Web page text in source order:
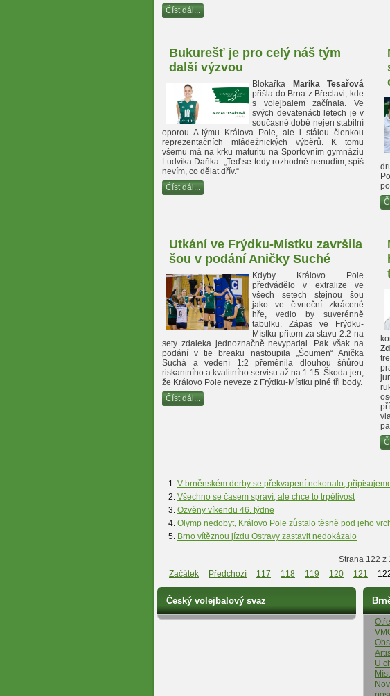
Číst dál...
Bukurešť je pro celý náš tým
další výzvou
Blokařka
Marika Tesařová
přišla do Brna z Břeclavi, kde
s volejbalem začínala. Ve
svých devatenácti letech je v
současné době nejen stabilní
oporou A-týmu Králova Pole, ale i stálou členkou
reprezentačních mládežnických výběrů. K tomu
všemu má na krku maturitu na Sportovním gymnáziu
Ludvíka Daňka. „Teď se tedy rozhodně nenudím, spíš
nevím, co dělat dřív.“
Číst dál...
Utkání ve Frýdku-Místku završila
šou v podání Aničky Suché
Kdyby Královo Pole
předvádělo v extralize ve
všech setech stejnou šou
jako ve čtvrteční zkrácené
hře, vedlo by suverénně
tabulku. Zápas ve Frýdku-
Místku přitom za stavu 2:2 na
sety zdaleka jednoznačně nevypadal. Pak však na
podání v tie breaku nastoupila „Šoumen“ Anička
Suchá a vedení 1:2 přeměnila dlouhou šňůrou
riskantního a kvalitního servisu až na 1:15. Škoda jen,
že Královo Pole neveze z Frýdku-Místku plné tři body.
Číst dál...
V brněnském derby se překvapení nekonalo,
Všechno se časem spraví, ale chce to trpělivost
Ozvěny víkendu 46. týdne
Olymp nedobyt, Královo Pole zůstalo těsně pod jeho
Brno vítěznou jízdu Ostravy zastavit nedokázalo
Strana 122 z
Začátek
Předchozí 117 118 119 120 121
Český volejbalový svaz
U